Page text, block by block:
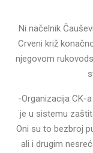
Ni načelnik
Crveni križ
njegovom
-Organizacija CK-
je u sistemu
Oni su to bezbroj
ali i drugim